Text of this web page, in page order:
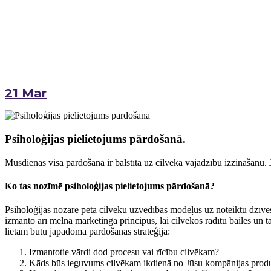
21 Mar
Psiholoģijas pielietojums pārdošanā.
Mūsdienās visa pārdošana ir balstīta uz cilvēka vajadzību
Ko tas nozīmē psiholoģijas pielietojums pārdošanā?
Psiholoģijas nozare pēta cilvēku uzvedības modeļus uz noteiktu
izmanto arī melnā mārketinga principus, lai cilvēkos radītu bailes un
lietām būtu jāpadomā pārdošanas stratēģijā:
Izmantotie vārdi dod procesu vai rīcību cilvēkam?
Kāds būs ieguvums cilvēkam ikdienā no Jūsu kompānijas